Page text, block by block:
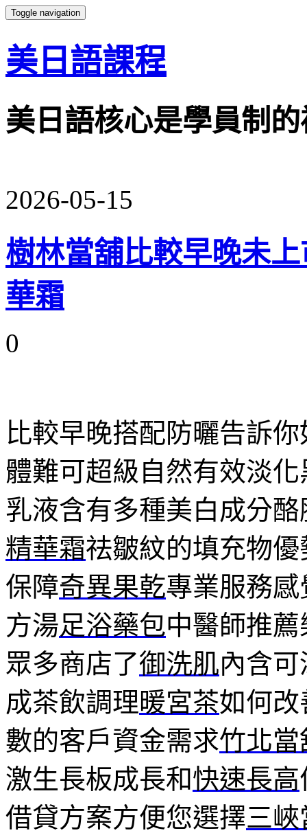
Toggle navigation
美日語課程
美日語核心是學員制
2026-05-15
樹林當舖比較早晚未
華霜
0
比較早晚搭配防曬告訴你
體難可超級自然有效淡
乳液含有多種美白成分
精華霜祛皺紋的填充物
保障奇異果乾專業服務
方湯足浴藥包中醫師推
眾多商店了御洗肌內含
成茶飲調理暖宮茶如何
數的客戶資金需求竹北當
激生長板成長和快速長高
借貸方案方便您選擇三